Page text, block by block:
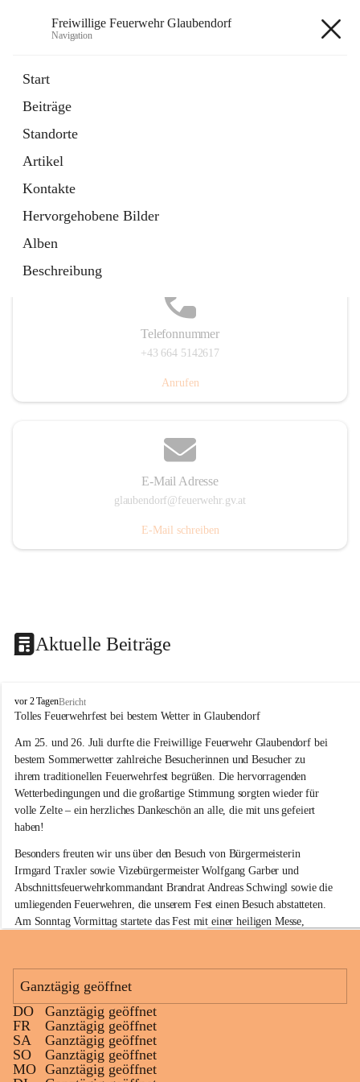
Freiwillige Feuerwehr Glaubendorf
Navigation
Start
Beiträge
Standorte
Artikel
Kontakte
Hervorgehobene Bilder
Alben
Beschreibung
Telefonnummer
+43 664 5142617
Anrufen
E-Mail Adresse
glaubendorf@feuerwehr.gv.at
E-Mail schreiben
Aktuelle Beiträge
F
r
i
w
i
l
i
g
e
F
e
u
e
r
w
G
l
a
u
b
e
n
vor 2 TagenBericht
Tolles Feuerwehrfest bei bestem Wetter in Glaubendorf
Am 25. und 26. Juli durfte die Freiwillige Feuerwehr Glaubendorf bei
bestem Sommerwetter zahlreiche Besucherinnen und Besucher zu
ihrem traditionellen Feuerwehrfest begrüßen. Die hervorragenden
Wetterbedingungen und die großartige Stimmung sorgten wieder für
volle Zelte – ein herzliches Dankeschön an alle, die mit uns gefeiert
haben!
Besonders freuten wir uns über den Besuch von Bürgermeisterin
Irmgard Traxler sowie Vizebürgermeister Wolfgang Garber und
Abschnittsfeuerwehrkommandant Brandrat Andreas Schwingl sowie die
umliegenden Feuerwehren, die unserem Fest einen Besuch abstatteten.
Am Sonntag Vormittag startete das Fest mit einer heiligen Messe,
Musikverein Rußbach, der mit seinem Frühschoppenkonzert beste
Eine Hüpfburg sowie verschiedene Spiele sorgten für jede Menge Spaß
und Unterhaltung.
Kulinarisch war ebenfalls für jeden Geschmack etwas dabei. Neben
köstlichen Grillspezialitäten am gesamten Wochenende standen am
Ganztägig geöffnet
DO
Ganztägig geöffnet
FR
Ganztägig geöffnet
SA
Ganztägig geöffnet
SO
Ganztägig geöffnet
MO Ganztägig geöffnet